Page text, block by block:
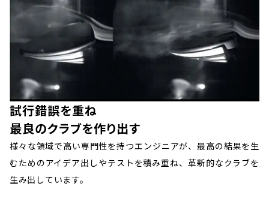
試行錯誤を重ね
最良のクラブを作り出す
様々な領域で高い専門性を持つエンジニアが、最高の結果を生
むためのアイデア出しやテストを積み重ね、革新的なクラブを
生み出しています。